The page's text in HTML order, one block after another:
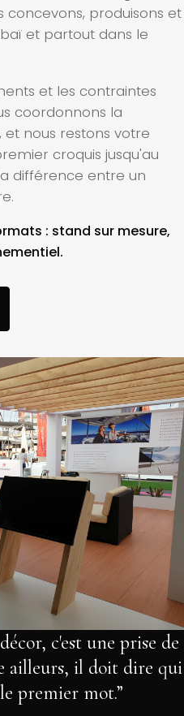
concevons, produisons et
et partout dans le
et les contraintes
coordonnons la
, et nous restons votre
croquis jusqu'au
différence entre un
: stand sur mesure,
c'est une prise de
ailleurs, il doit dire qui
premier mot.”